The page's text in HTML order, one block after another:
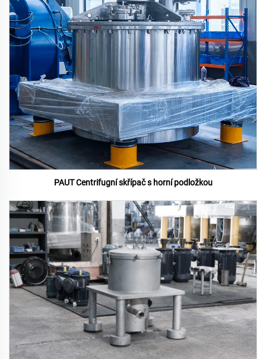
PAUT Centrifugní skřípač s horní podložkou